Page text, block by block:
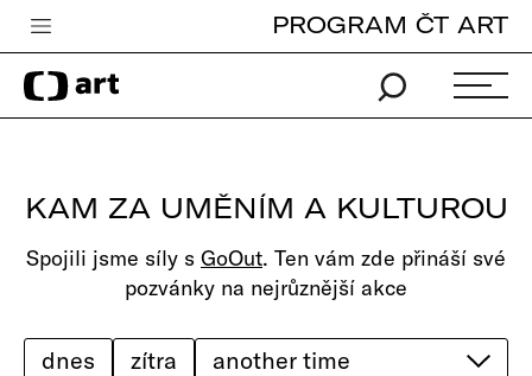
Česká televize
Zpravodajství
iVysílání
TV program
edu
PROGRAM ČT ART
KAM ZA UMĚNÍM A KULTUROU
Spojili jsme síly s GoOut. Ten vám zde přináší své
pozvánky na nejrůznější akce
dnes zítra